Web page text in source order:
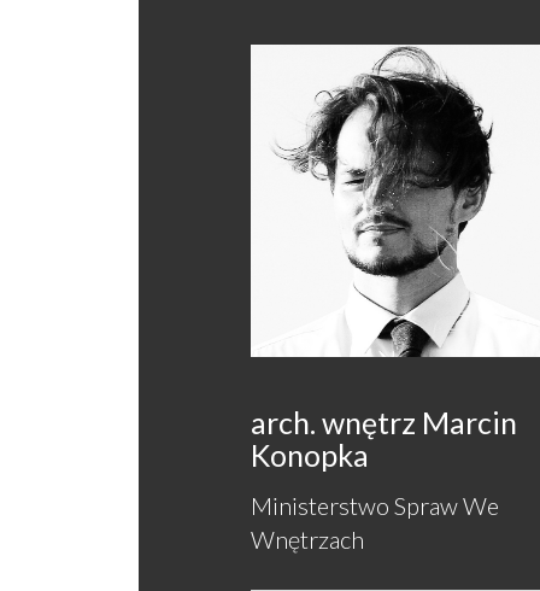
arch. wnętrz Marcin
Konopka
Ministerstwo Spraw We
Wnętrzach